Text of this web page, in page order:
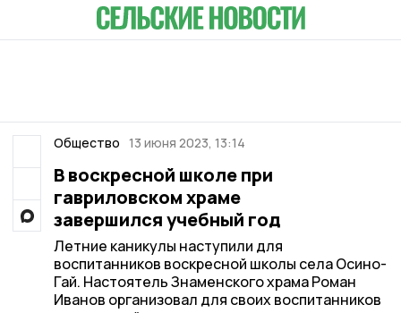
Общество 13 июня 2023, 13:14
В воскресной школе при
гавриловском храме
завершился учебный год
Летние каникулы наступили для
воспитанников воскресной школы села Осино-
Гай. Настоятель Знаменского храма Роман
Иванов организовал для своих воспитанников